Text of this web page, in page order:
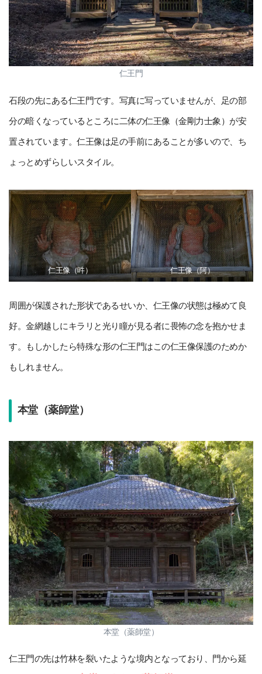
仁王門
石段の先にある仁王門です。写真に写っていませんが、足の部
分の暗くなっているところに二体の仁王像（金剛力士象）が安
置されています。仁王像は足の手前にあることが多いので、ち
ょっとめずらしいスタイル。
仁王像（吽） 仁王像（阿）
周囲が保護された形状であるせいか、仁王像の状態は極めて良
好。金網越しにキラリと光り瞳が見る者に畏怖の念を抱かせま
す。もしかしたら特殊な形の仁王門はこの仁王像保護のためか
もしれません。
本堂（薬師堂）
本堂（薬師堂）
仁王門の先は竹林を裂いたような境内となっており、門から延